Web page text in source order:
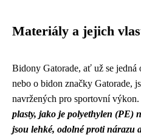
Materiály a jejich
Bidony Gatorade, ať už se
nebo o bidon značky Gatorade,
navržených pro sportovní výkon.
plasty, jako je polyethylen (PE)
jsou lehké, odolné proti nárazu